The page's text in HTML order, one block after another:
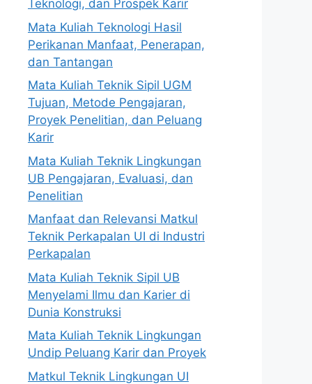
Teknologi, dan Prospek Karir
Mata Kuliah Teknologi Hasil
Perikanan Manfaat, Penerapan,
dan Tantangan
Mata Kuliah Teknik Sipil UGM
Tujuan, Metode Pengajaran,
Proyek Penelitian, dan Peluang
Karir
Mata Kuliah Teknik Lingkungan
UB Pengajaran, Evaluasi, dan
Penelitian
Manfaat dan Relevansi Matkul
Teknik Perkapalan UI di Industri
Perkapalan
Mata Kuliah Teknik Sipil UB
Menyelami Ilmu dan Karier di
Dunia Konstruksi
Mata Kuliah Teknik Lingkungan
Undip Peluang Karir dan Proyek
Matkul Teknik Lingkungan UI